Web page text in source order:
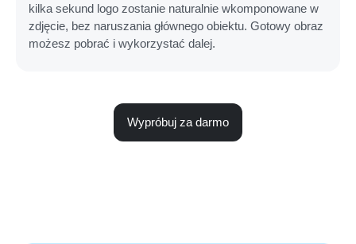
kilka sekund logo zostanie naturalnie wkomponowane w
zdjęcie, bez naruszania głównego obiektu. Gotowy obraz
możesz pobrać i wykorzystać dalej.
Wypróbuj za darmo